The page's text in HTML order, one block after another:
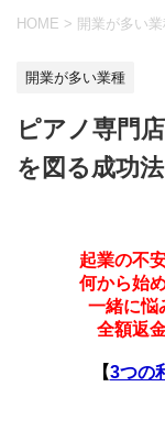
HOME > 開業が多い業
開業が多い業種
ピアノ専門
を図る成功
起業の不
何から始
一緒に悩
全額返
【3つの